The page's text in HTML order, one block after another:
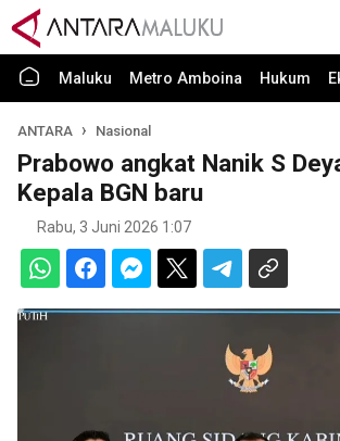
Maluku Metro Amboina Hukum
ANTARA Nasional
Prabowo angkat Nanik S
Kepala BGN baru
Rabu, 3 Juni 2026 1:07